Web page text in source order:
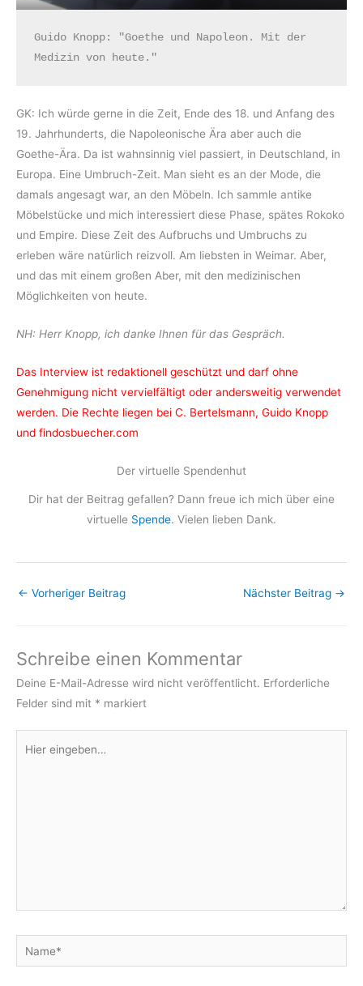
Guido Knopp: "Goethe und Napoleon. Mit der
Medizin von heute."
GK: Ich würde gerne in die Zeit, Ende des 18. und Anfang des
19. Jahrhunderts, die Napoleonische Ära aber auch die
Goethe-Ära. Da ist wahnsinnig viel passiert, in Deutschland, in
Europa. Eine Umbruch-Zeit. Man sieht es an der Mode, die
damals angesagt war, an den Möbeln. Ich sammle antike
Möbelstücke und mich interessiert diese Phase, spätes Rokoko
und Empire. Diese Zeit des Aufbruchs und Umbruchs zu
erleben wäre natürlich reizvoll. Am liebsten in Weimar. Aber,
und das mit einem großen Aber, mit den medizinischen
Möglichkeiten von heute.
NH: Herr Knopp, ich danke Ihnen für das Gespräch.
Das Interview ist redaktionell geschützt und darf ohne
Genehmigung nicht vervielfältigt oder andersweitig verwendet
werden. Die Rechte liegen bei C. Bertelsmann, Guido Knopp
und findosbuecher.com
Der virtuelle Spendenhut
Dir hat der Beitrag gefallen? Dann freue ich mich über eine
virtuelle Spende. Vielen lieben Dank.
← Vorheriger Beitrag Nächster Beitrag →
Schreibe einen Kommentar
Deine E-Mail-Adresse wird nicht veröffentlicht. Erforderliche
Felder sind mit * markiert
eingeben…
Name*